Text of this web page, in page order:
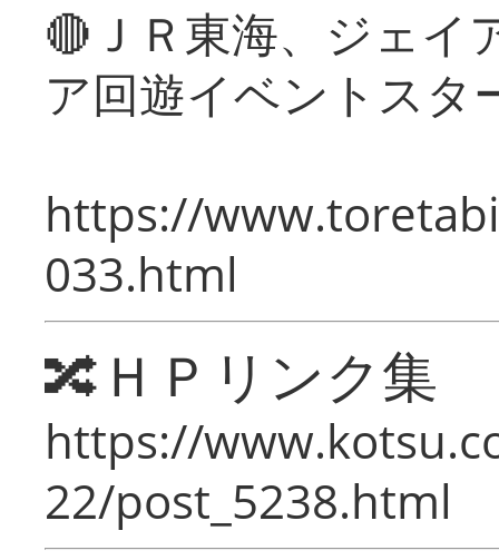
🔴ＪＲ東海、ジェイ
ア回遊イベントスタ
https://
033.html
🔀ＨＰリンク集
https://
22/post_5238.html